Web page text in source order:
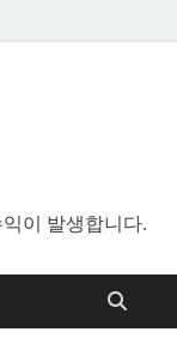
이 발생합니다.